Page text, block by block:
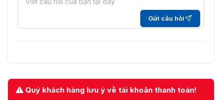
Gửi câu hỏi
Quý khách hàng lưu ý về tài khoản thanh toán!